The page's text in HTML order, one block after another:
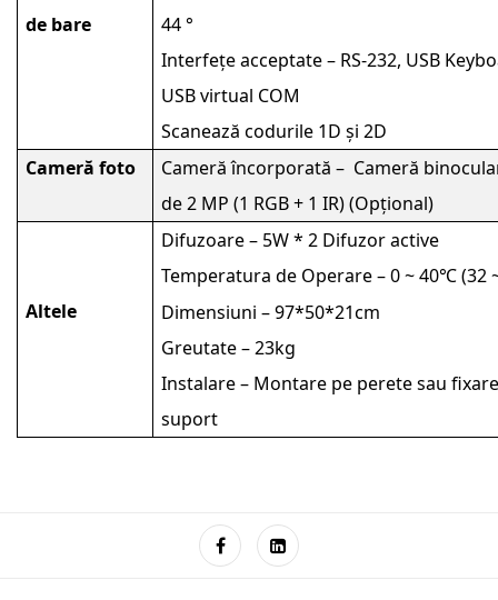
de bare
44 °
Interfețe acceptate – RS-232, USB
USB virtual COM
Scanează codurile 1D și 2D
Cameră foto
Cameră încorporată – Cameră
de 2 MP (1 RGB + 1 IR) (Opțional)
Altele
Difuzoare – 5W * 2 Difuzor active
Temperatura de Operare – 0 ~ 40℃ (32
Dimensiuni – 97*50*21cm
Greutate – 23kg
Instalare – Montare pe perete sau
suport